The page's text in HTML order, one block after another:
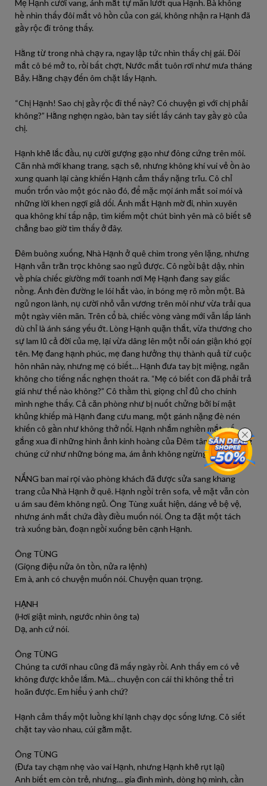
Mẹ Hạnh cười vang, ánh mắt tự mãn lướt qua Hạnh. Bà không
hề nhìn thấy đôi mắt vô hồn của con gái, không nhận ra Hạnh đã
gầy rộc đi trông thấy.
Hằng từ trong nhà chạy ra, ngay lập tức nhìn thấy chị gái. Đôi
mắt cô bé mở to, rồi bất chợt, Nước mắt tuôn rơi như mưa tháng
Bảy. Hằng chạy đến ôm chặt lấy Hạnh.
“Chị Hạnh! Sao chị gầy rộc đi thế này? Có chuyện gì với chị phải
không?” Hằng nghẹn ngào, bàn tay siết lấy cánh tay gầy gò của
chị.
Hạnh khẽ lắc đầu, nụ cười gượng gạo như đông cứng trên môi.
Căn nhà mới khang trang, sạch sẽ, nhưng không khí vui vẻ ồn ào
xung quanh lại càng khiến Hạnh cảm thấy nặng trĩu. Cô chỉ
muốn trốn vào một góc nào đó, để mặc mọi ánh mắt soi mói và
những lời khen ngợi giả dối. Ánh mắt Hạnh mờ đi, nhìn xuyên
qua không khí tấp nập, tìm kiếm một chút bình yên mà cô biết sẽ
chẳng bao giờ tìm thấy ở đây.
Đêm buông xuống, Nhà Hạnh ở quê chìm trong yên lặng, nhưng
Hạnh vẫn trằn trọc không sao ngủ được. Cô ngồi bật dậy, nhìn
về phía chiếc giường mới toanh nơi Mẹ Hạnh đang say giấc
nồng. Ánh đèn đường le lói hắt vào, in bóng mẹ rõ mồn một. Bà
ngủ ngon lành, nụ cười nhỏ vẫn vương trên môi như vừa trải qua
một ngày viên mãn. Trên cổ bà, chiếc vòng vàng mới vẫn lấp lánh
dù chỉ là ánh sáng yếu ớt. Lòng Hạnh quặn thắt, vừa thương cho
sự lam lũ cả đời của mẹ, lại vừa dâng lên một nỗi oán giận khó gọi
tên. Mẹ đang hạnh phúc, mẹ đang hưởng thụ thành quả từ cuộc
hôn nhân này, nhưng mẹ có biết… Hạnh đưa tay bịt miệng, ngăn
không cho tiếng nấc nghẹn thoát ra. “Mẹ có biết con đã phải trả
giá như thế nào không?” Cô thầm thì, giọng chỉ đủ cho chính
mình nghe thấy. Cả căn phòng như bị nuốt chửng bởi bí mật
khủng khiếp mà Hạnh đang cưu mang, một gánh nặng đè nén
khiến cô gần như không thở nổi. Hạnh nhắm nghiền mắt, cố
gắng xua đi những hình ảnh kinh hoàng của Đêm tân hôn, nhưng
chúng cứ như những bóng ma, ám ảnh không ngừng.
NẮNG ban mai rọi vào phòng khách đã được sửa sang khang
trang của Nhà Hạnh ở quê. Hạnh ngồi trên sofa, vẻ mặt vẫn còn
u ám sau đêm không ngủ. Ông Tùng xuất hiện, dáng vẻ bệ vệ,
nhưng ánh mắt chứa đầy điều muốn nói. Ông ta đặt một tách
trà xuống bàn, đoạn ngồi xuống bên cạnh Hạnh.
Ông TÙNG
(Giọng điệu nửa ôn tồn, nửa ra lệnh)
Em à, anh có chuyện muốn nói. Chuyện quan trọng.
HẠNH
(Hơi giật mình, ngước nhìn ông ta)
Dạ, anh cứ nói.
Ông TÙNG
Chúng ta cưới nhau cũng đã mấy ngày rồi. Anh thấy em có vẻ
không được khỏe lắm. Mà… chuyện con cái thì không thể trì
hoãn được. Em hiểu ý anh chứ?
Hạnh cảm thấy một luồng khí lạnh chạy dọc sống lưng. Cô siết
chặt tay vào nhau, cúi gằm mặt.
Ông TÙNG
(Đưa tay chạm nhẹ vào vai Hạnh, nhưng Hạnh khẽ rụt lại)
Anh biết em còn trẻ, nhưng… gia đình mình, dòng họ mình, cần